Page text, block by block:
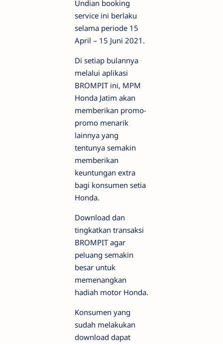
Undian booking
service ini berlaku
selama periode 15
April – 15 Juni 2021.
Di setiap bulannya
melalui aplikasi
BROMPIT ini, MPM
Honda Jatim akan
memberikan promo-
promo menarik
lainnya yang
tentunya semakin
memberikan
keuntungan extra
bagi konsumen setia
Honda.
Download dan
tingkatkan transaksi
BROMPIT agar
peluang semakin
besar untuk
memenangkan
hadiah motor Honda.
Konsumen yang
sudah melakukan
download dapat